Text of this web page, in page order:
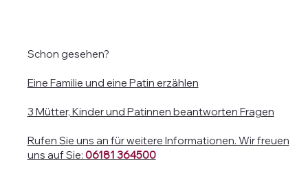
Schon gesehen?
Eine Familie und eine Patin erzählen
3 Mütter, Kinder und Patinnen beantworten Fragen
Rufen Sie uns an für weitere Informationen. Wir freuen
uns auf Sie: 06181 364500